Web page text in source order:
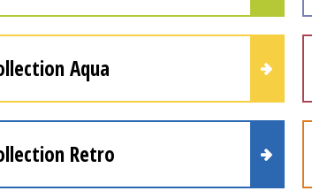
Aqua
Retro